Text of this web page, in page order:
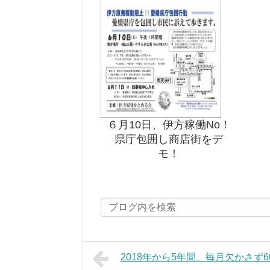
６月10日、伊方稼働No！
県庁包囲し商店街をデ
モ！
2018年から5年間、毎月欠かさず